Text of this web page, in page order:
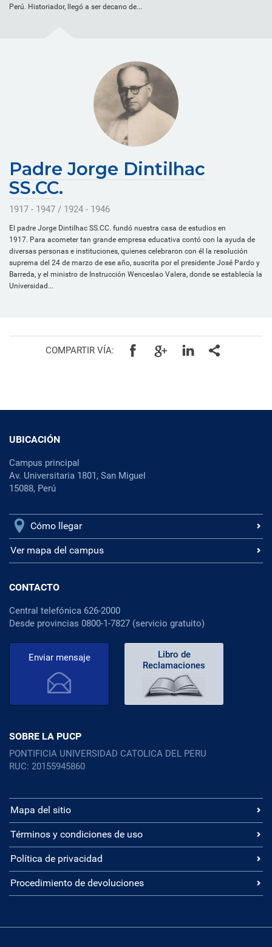
Perú. Historiador, llegó a ser decano de...
Padre Jorge Dintilhac
SS.CC.
1917 - 1947 / 1924 - 1946
El padre Jorge Dintilhac SS.CC. fundó nuestra casa de estudios en
1917. Para acometer tan grande empresa educativa contó con la ayuda de
diversas personas e instituciones, quienes celebraron con él la resolución
suprema del 24 de marzo de ese año, suscrita por el presidente José Pardo y
Barreda, y el ministro de Instrucción Wenceslao Valera, donde se establecía la
Universidad...
COMPARTIR VÍA:
UBICACIÓN
Campus principal
Av. Universitaria 1801, San Miguel
15088, Perú
Cómo llegar
Ver mapa del campus
CONTACTO
Central telefónica 626-2000
Desde provincias 0800-1-7827 (servicio gratuito)
Enviar mensaje
Libro de
Reclamaciones
SOBRE LA PUCP
PONTIFICIA UNIVERSIDAD CATOLICA DEL PERU
RUC: 20155945860
Mapa del sitio
Términos y condiciones de uso
Política de privacidad
Procedimiento de devoluciones